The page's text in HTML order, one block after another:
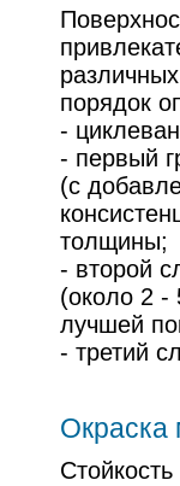
порядок
-
- первый
(с
толщины;
- второй
(около 2 -
лучшей
- третий
Окраска